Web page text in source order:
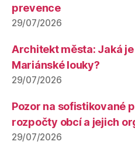
prevence
29/07/2026
Architekt města: Jaká
Mariánské louky?
29/07/2026
Pozor na sofistikované
rozpočty obcí a jejich
29/07/2026